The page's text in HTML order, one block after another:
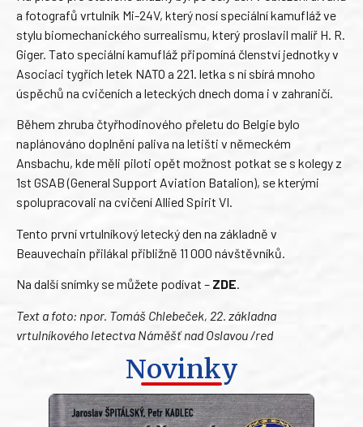
a fotografů vrtulník Mi-24V, který nosí speciální kamufláž ve
stylu biomechanického surrealismu, který proslavil malíř H. R.
Giger. Tato speciální kamufláž připomíná členství jednotky v
Asociaci tygřích letek NATO a 221. letka s ní sbírá mnoho
úspěchů na cvičeních a leteckých dnech doma i v zahraničí.
Během zhruba čtyřhodinového přeletu do Belgie bylo
naplánováno doplnění paliva na letišti v německém
Ansbachu, kde měli piloti opět možnost potkat se s kolegy z
1st GSAB (General Support Aviation Batalion), se kterými
spolupracovali na cvičení Allied Spirit VI.
Tento první vrtulníkový letecký den na základně v
Beauvechain přilákal přibližně 11 000 návštěvníků.
Na další snímky se můžete podívat – ZDE.
Text a foto: npor. Tomáš Chlebeček, 22. základna
vrtulníkového letectva Náměšť nad Oslavou /red
Novinky